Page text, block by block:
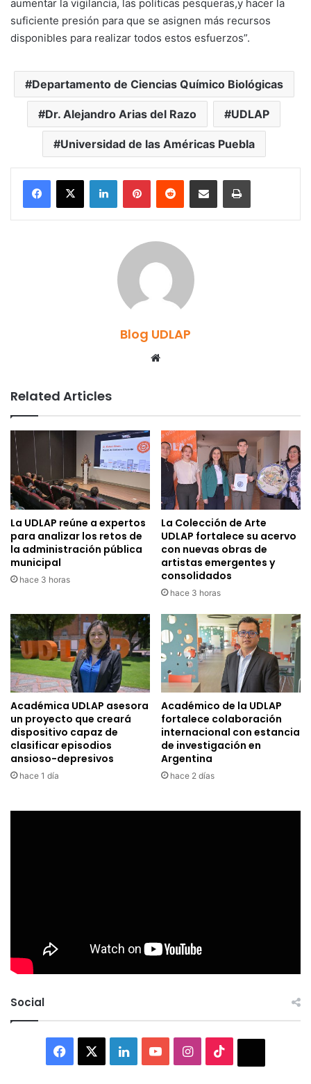
aumentar la vigilancia, las políticas pesqueras,y hacer la
suficiente presión para que se asignen más recursos
disponibles para realizar todos estos esfuerzos”.
Departamento de Ciencias Químico Biológicas
Dr. Alejandro Arias del Razo UDLAP
Universidad de las Américas Puebla
LinkedInPinterestReddit Share via Email Print
Blog UDLAP
Related Articles
La UDLAP reúne a expertos
para analizar los retos de
la administración pública
municipal
hace 3 horas
La Colección de Arte
UDLAP fortalece su acervo
con nuevas obras de
artistas emergentes y
consolidados
hace 3 horas
Académica UDLAP asesora
un proyecto que creará
dispositivo capaz de
clasificar episodios
ansioso-depresivos
hace 1 día
Académico de la UDLAP
fortalece colaboración
internacional con estancia
de investigación en
Argentina
hace 2 días
Social
Facebook LinkedInYouTubeInstagram